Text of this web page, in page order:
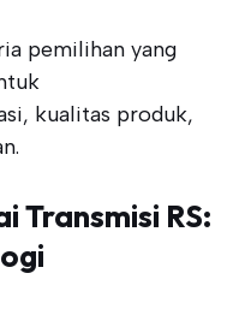
pemilihan yang
kualitas produk,
Transmisi RS: